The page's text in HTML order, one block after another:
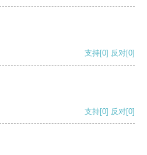
支持[0] 反对[0]
支持[0] 反对[0]